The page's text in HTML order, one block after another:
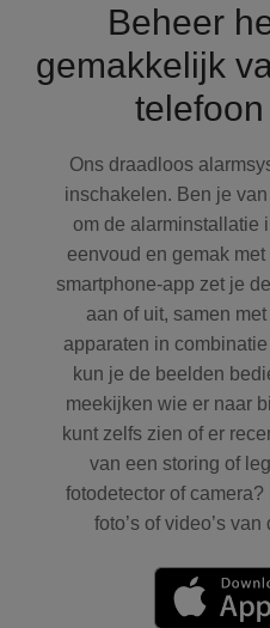
Beheer
gemakkelijk
Ons draadloos
inschakelen. Ben je
om de alarminstallatie
eenvoud en gemak met
smartphone-app zet je
aan of uit, samen
apparaten in
kun je de beelden
meekijken wie er naar
kunt zelfs zien of er
van een storing of
fotodetector of
foto’s of video’s